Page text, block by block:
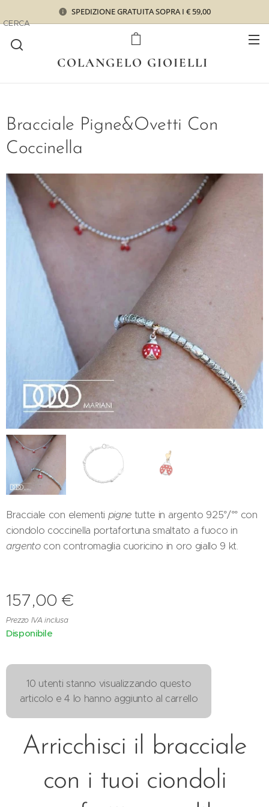
SPEDIZIONE GRATUITA SOPRA I € 59,00
COLANGELO GIOIELLI
CERCA
Bracciale Pigne&Ovetti Con
Coccinella
Bracciale con elementi pigne tutte in argento 925°/°° con
ciondolo coccinella portafortuna smaltato a fuoco in
argentocon contromaglia cuoricino in oro giallo 9 kt.
157,00 €
Prezzo IVA inclusa
Disponibile
10 utenti stanno visualizzando questo
articolo e 4 lo hanno aggiunto al carrello
Arricchisci il bracciale
con i tuoi ciondoli